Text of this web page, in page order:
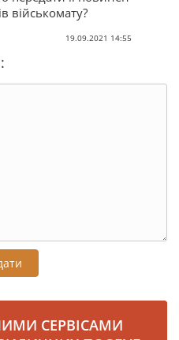
військомату?
19.09.2021 14:55
СЕРВІСАМИ